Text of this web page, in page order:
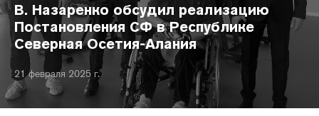
В. Назаренко обсудил реализацию
Постановления СФ в Республике
Северная Осетия-Алания
21 февраля 2025 г.